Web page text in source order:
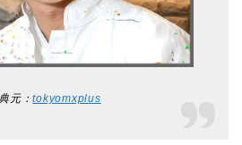
元：tokyomxplus